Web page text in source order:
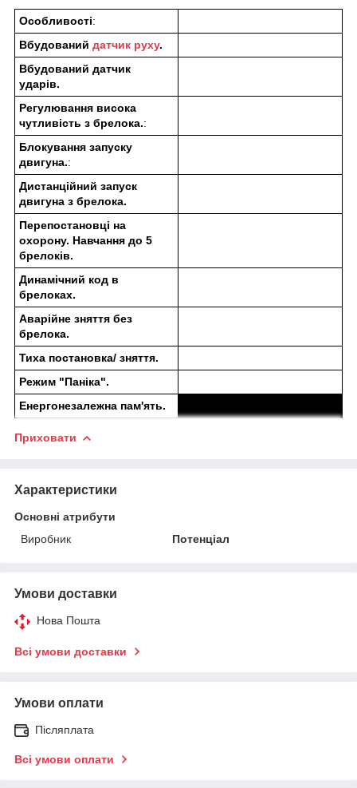
Особливості:
Вбудований датчик руху.
Вбудований датчик
ударів.
Регулювання висока
чутливість з брелока.:
Блокування запуску
двигуна.:
Дистанційний запуск
двигуна з брелока.
Перепостановці на
охорону. Навчання до 5
брелоків.
Динамічний код в
брелоках.
Аварійне зняття без
брелока.
Тиха постановка/ зняття.
Режим "Паніка".
Енергонезалежна пам'ять.
Приховати
Характеристики
Основні атрибути
Виробник
Потенціал
Умови доставки
Нова Пошта
Всі умови доставки
Умови оплати
Післяплата
Всі умови оплати